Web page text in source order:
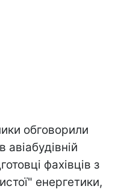
обговорили
фахівців з
енергетики,